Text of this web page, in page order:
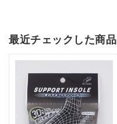
最近チェックした商品